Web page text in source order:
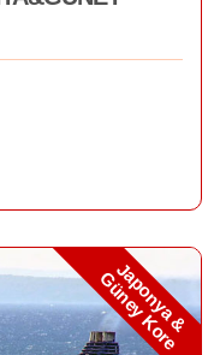
J
a
p
o
n
y
a
&
G
ü
n
e
y
K
o
r
e